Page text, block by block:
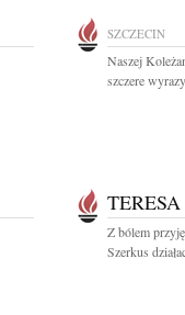
SZCZECIN
Naszej
szczere
Z bólem
Szerkus